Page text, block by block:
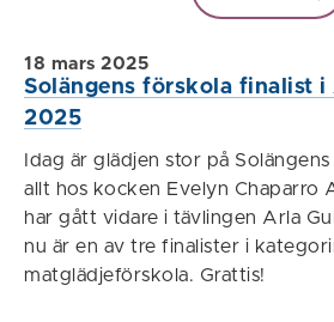
Solängens förskola finalist i
2025
18 mars 2025
Idag är glädjen stor på
allt hos kocken Evelyn Chaparro
har gått vidare i tävlingen Arla
nu är en av tre finalister i
matglädjeförskola. Grattis!